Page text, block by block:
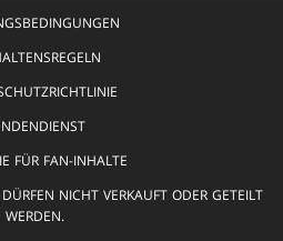
FÜR FAN-INHALTE
NICHT VERKAUFT ODER GETEILT
WERDEN.